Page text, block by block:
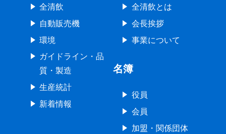
全清飲
自動販売機
環境
ガイドライン・品
質・製造
生産統計
新着情報
全清飲とは
会長挨拶
事業について
名簿
役員
会員
加盟・関係団体